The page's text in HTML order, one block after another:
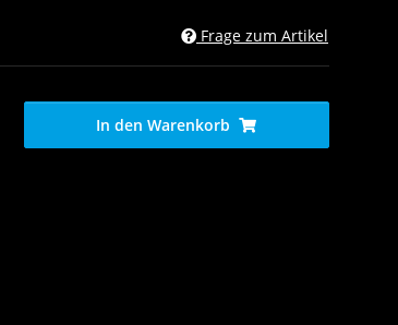
Frage zum Artikel
In den Warenkorb